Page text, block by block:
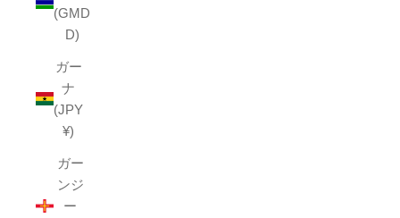
(GMD
D)
ガー
ナ
(JPY
¥)
ガー
ンジ
ー